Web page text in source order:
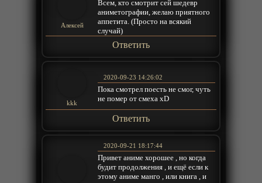
Алексей
Всем, кто смотрит сей шедевр
аниметографии, желаю приятного
аппетита. (Просто на всякий
случай)
Ответить
kkk
2020-09-23 14:26:02
Пока смотрел поесть не смог, чуть
не помер от смеха xD
Ответить
2020-09-21 18:17:44
Привет аниме хорошее , но когда
будит продолжения , и ещё если к
этому аниме манго , или книга , и